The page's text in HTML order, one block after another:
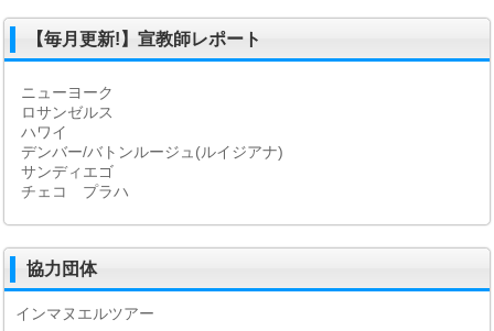
【毎月更新!】宣教師レポート
ニューヨーク
ロサンゼルス
ハワイ
デンバー/バトンルージュ(ルイジアナ)
サンディエゴ
チェコ プラハ
協力団体
インマヌエルツアー